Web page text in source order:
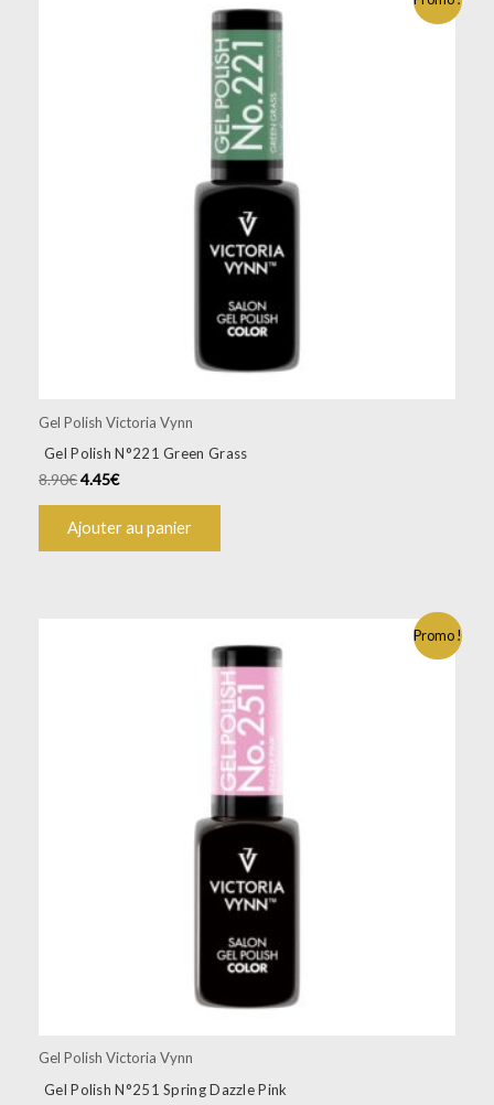
Gel Polish Victoria Vynn
Gel Polish N°221 Green Grass
8.90€4.45€
Ajouter au panier
Promo !
Gel Polish Victoria Vynn
Gel Polish N°251 Spring Dazzle Pink